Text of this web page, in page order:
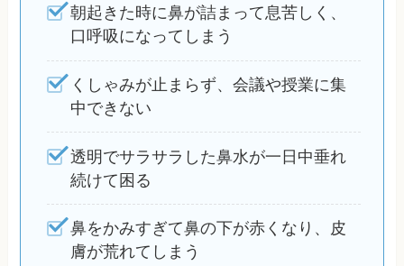
朝起きた時に鼻が詰まって息苦しく、
口呼吸になってしまう
くしゃみが止まらず、会議や授業に集
中できない
透明でサラサラした鼻水が一日中垂れ
続けて困る
鼻をかみすぎて鼻の下が赤くなり、皮
膚が荒れてしまう